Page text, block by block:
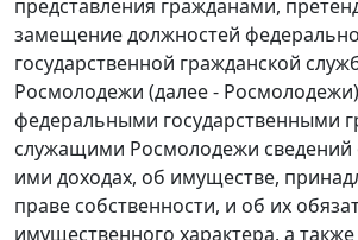
представления гражданами,
замещение должностей
государственной гражданской
Росмолодежи (далее -
федеральными государственными
служащими Росмолодежи сведений
ими доходах, об имуществе,
праве собственности, и об их
имущественного характера, а